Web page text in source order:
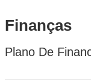
Finanças
Plano De